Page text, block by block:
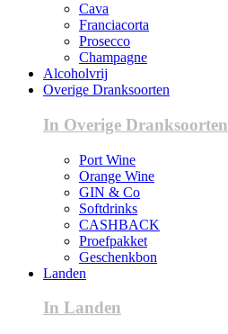
Cava
Franciacorta
Prosecco
Champagne
Alcoholvrij
Overige Dranksoorten
In Overige Dranksoorten
Port Wine
Orange Wine
GIN & Co
Softdrinks
CASHBACK
Proefpakket
Geschenkbon
Landen
In Landen